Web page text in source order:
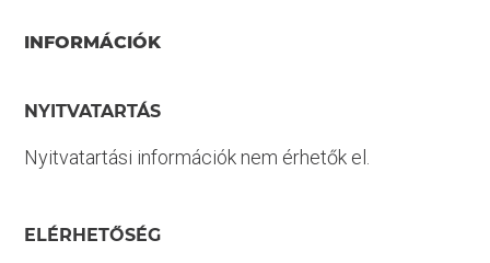
INFORMÁCIÓK
NYITVATARTÁS
Nyitvatartási információk nem érhetők el.
ELÉRHETŐSÉG